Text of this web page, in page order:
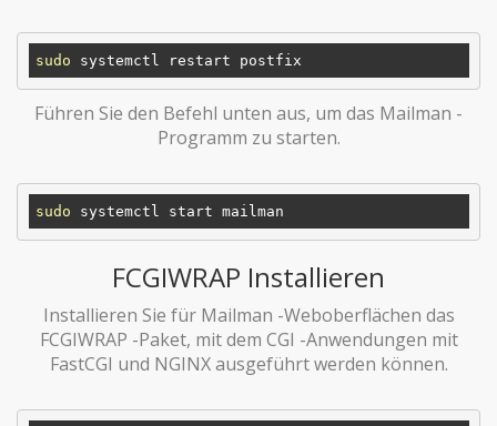
sudo
Führen Sie den Befehl unten aus, um das Mailman -
Programm zu starten.
sudo
FCGIWRAP Installieren
Installieren Sie für Mailman -Weboberflächen das
FCGIWRAP -Paket, mit dem CGI -Anwendungen mit
FastCGI und NGINX ausgeführt werden können.